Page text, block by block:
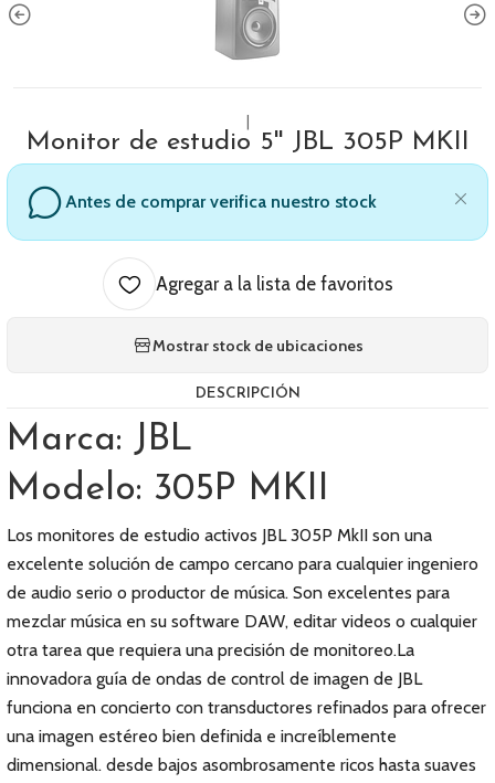
Monitor de estudio 5'' JBL 305P MKII
Antes de comprar verifica nuestro stock
Agregar a la lista de favoritos
Mostrar stock de ubicaciones
DESCRIPCIÓN
Marca: JBL
Modelo: 305P MKII
Los monitores de estudio activos JBL 305P MkII son una
excelente solución de campo cercano para cualquier ingeniero
de audio serio o productor de música. Son excelentes para
mezclar música en su software DAW, editar videos o cualquier
otra tarea que requiera una precisión de monitoreo.La
innovadora guía de ondas de control de imagen de JBL
funciona en concierto con transductores refinados para ofrecer
una imagen estéreo bien definida e increíblemente
dimensional. desde bajos asombrosamente ricos hasta suaves